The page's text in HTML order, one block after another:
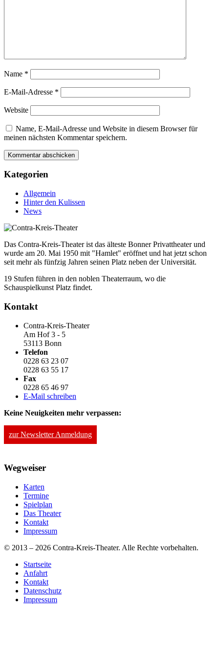
Name *
E-Mail-Adresse *
Website
Name, E-Mail-Adresse und Website in diesem Browser für
meinen nächsten Kommentar speichern.
Kategorien
Allgemein
Hinter den Kulissen
News
Das Contra-Kreis-Theater ist das älteste Bonner Privattheater und
wurde am 20. Mai 1950 mit "Hamlet" eröffnet und hat jetzt schon
seit mehr als fünfzig Jahren seinen Platz neben der Universität.
19 Stufen führen in den noblen Theaterraum, wo die
Schauspielkunst Platz findet.
Kontakt
Contra-Kreis-Theater
Am Hof 3 - 5
53113 Bonn
Telefon
0228 63 23 07
0228 63 55 17
Fax
0228 65 46 97
E-Mail schreiben
Keine Neuigkeiten mehr verpassen:
zur Newsletter Anmeldung
Wegweiser
Karten
Termine
Spielplan
Das Theater
Kontakt
Impressum
© 2013 – 2026 Contra-Kreis-Theater. Alle Rechte vorbehalten.
Startseite
Anfahrt
Kontakt
Datenschutz
Impressum